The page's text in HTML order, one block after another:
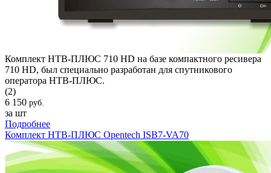
Комплект НТВ-ПЛЮС 710 HD на базе компактного ресивера
710 HD, был специально разработан для спутникового
оператора НТВ-ПЛЮС.
(2)
6 150 руб.
за шт
Подробнее
Комплект НТВ-ПЛЮС Opentech ISB7-VA70